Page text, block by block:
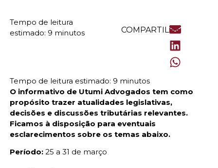
COMPARTILHE
O informativo de Utumi Advogados tem como
propósito trazer atualidades legislativas,
decisões e discussões tributárias relevantes.
Ficamos à disposição para eventuais
esclarecimentos sobre os temas abaixo.
Período: 25 a 31 de março